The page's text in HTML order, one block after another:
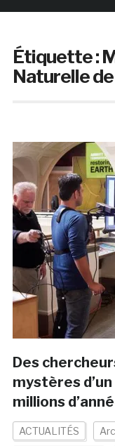
Étiquette :
Naturelle
Des
mystères
millions
ACTUALITÉS